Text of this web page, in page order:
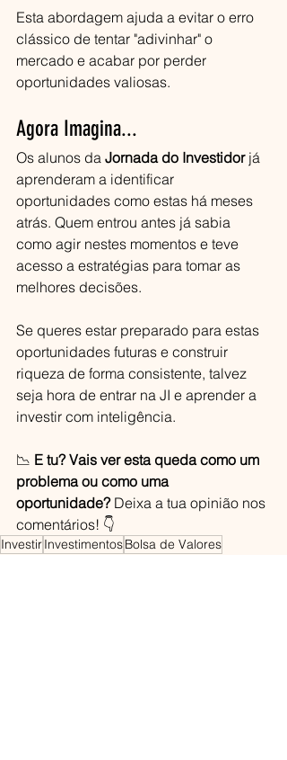
Esta abordagem ajuda a evitar o erro
clássico de tentar "adivinhar" o
mercado e acabar por perder
oportunidades valiosas.
Agora Imagina...
Os alunos da Jornada do Investidor já
aprenderam a identificar
oportunidades como estas há meses
atrás. Quem entrou antes já sabia
como agir nestes momentos e teve
acesso a estratégias para tomar as
melhores decisões.
Se queres estar preparado para estas
oportunidades futuras e construir
riqueza de forma consistente, talvez
seja hora de entrar na JI e aprender a
investir com inteligência.
📉 E tu? Vais ver esta queda como um
problema ou como uma
oportunidade? Deixa a tua opinião nos
comentários! 👇
InvestirInvestimentosBolsa de Valores